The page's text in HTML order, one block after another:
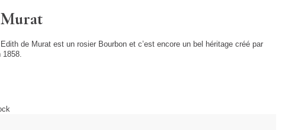
de Murat est un rosier Bourbon et c’est encore un bel héritage créé par
1858.